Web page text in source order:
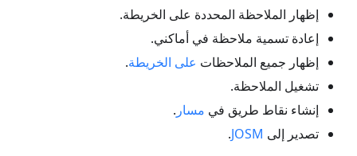
إظهار الملاحظة المحددة على الخريطة.
إعادة تسمية ملاحظة في أماكني.
إظهار جميع الملاحظات على الخريطة.
تشغيل الملاحظة.
إنشاء نقاط طريق في مسار .
تصدير إلى JOSM
.